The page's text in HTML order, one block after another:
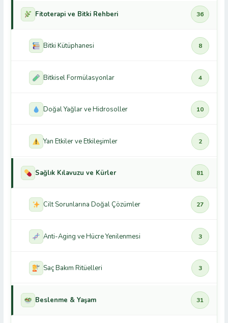
Fitoterapi ve Bitki Rehberi 36
Bitki Kütüphanesi 8
Bitkisel Formülasyonlar 4
Doğal Yağlar ve Hidrosoller 10
Yan Etkiler ve Etkileşimler 2
Sağlık Kılavuzu ve Kürler 81
Cilt Sorunlarına Doğal Çözümler 27
Anti-Aging ve Hücre Yenilenmesi 3
Saç Bakım Ritüelleri 3
Beslenme & Yaşam 31